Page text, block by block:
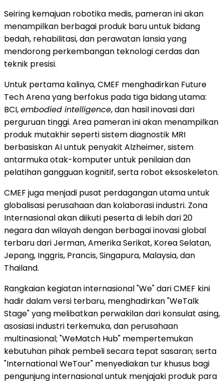
Seiring kemajuan robotika medis, pameran ini akan
menampilkan berbagai produk baru untuk bidang
bedah, rehabilitasi, dan perawatan lansia yang
mendorong perkembangan teknologi cerdas dan
teknik presisi.
Untuk pertama kalinya, CMEF menghadirkan Future
Tech Arena yang berfokus pada tiga bidang utama:
BCI,embodied intelligence, dan hasil inovasi dari
perguruan tinggi. Area pameran ini akan menampilkan
produk mutakhir seperti sistem diagnostik MRI
berbasiskan AI untuk penyakit Alzheimer, sistem
antarmuka otak-komputer untuk penilaian dan
pelatihan gangguan kognitif, serta robot eksoskeleton.
CMEF juga menjadi pusat perdagangan utama untuk
globalisasi perusahaan dan kolaborasi industri. Zona
Internasional akan diikuti peserta di lebih dari 20
negara dan wilayah dengan berbagai inovasi global
terbaru dari Jerman, Amerika Serikat, Korea Selatan,
Jepang, Inggris, Prancis, Singapura, Malaysia, dan
Thailand.
Rangkaian kegiatan internasional "We" dari CMEF kini
hadir dalam versi terbaru, menghadirkan "WeTalk
Stage" yang melibatkan perwakilan dari konsulat asing,
asosiasi industri terkemuka, dan perusahaan
multinasional; "WeMatch Hub" mempertemukan
kebutuhan pihak pembeli secara tepat sasaran; serta
"International WeTour" menyediakan tur khusus bagi
pengunjung internasional untuk menjajaki produk para